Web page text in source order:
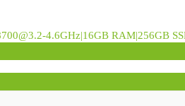
4.6GHz|16GB RAM|256GB